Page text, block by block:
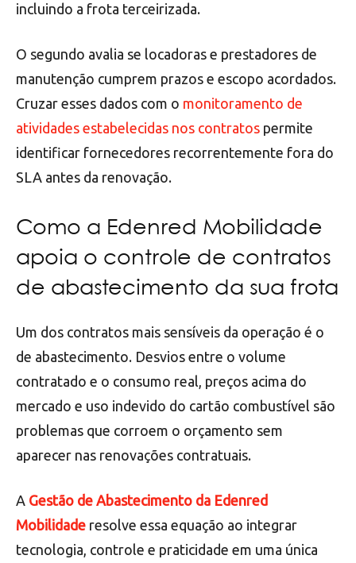
incluindo a frota terceirizada.
O segundo avalia se locadoras e prestadores de
manutenção cumprem prazos e escopo acordados.
Cruzar esses dados com o monitoramento de
atividades estabelecidas nos contratos permite
identificar fornecedores recorrentemente fora do
SLA antes da renovação.
Como a Edenred Mobilidade
apoia o controle de contratos
de abastecimento da sua frota
Um dos contratos mais sensíveis da operação é o
de abastecimento. Desvios entre o volume
contratado e o consumo real, preços acima do
mercado e uso indevido do cartão combustível são
problemas que corroem o orçamento sem
aparecer nas renovações contratuais.
A Gestão de Abastecimento da Edenred
Mobilidade resolve essa equação ao integrar
tecnologia, controle e praticidade em uma única